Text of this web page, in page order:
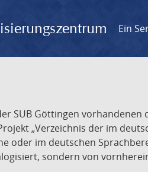
Ein
SUB Göttingen
„Verzeichnis der im
oder im deutschen
sondern von